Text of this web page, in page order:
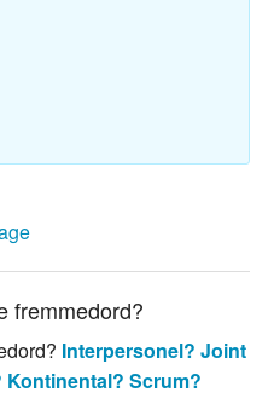
fremmedord?
Interpersonel? Joint
Kontinental? Scrum?